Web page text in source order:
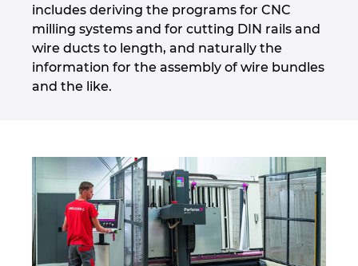
includes deriving the programs for CNC
milling systems and for cutting DIN rails and
wire ducts to length, and naturally the
information for the assembly of wire bundles
and the like.